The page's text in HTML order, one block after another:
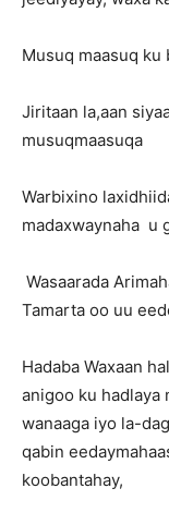
Musuq maasuq
Jiritaan la,aan
musuqmaasuqa
Warbixino
madaxwaynaha u
Wasaarada
Tamarta oo uu
Hadaba Waxaan
anigoo ku hadlaya
wanaaga iyo la-
qabin
koobantahay,